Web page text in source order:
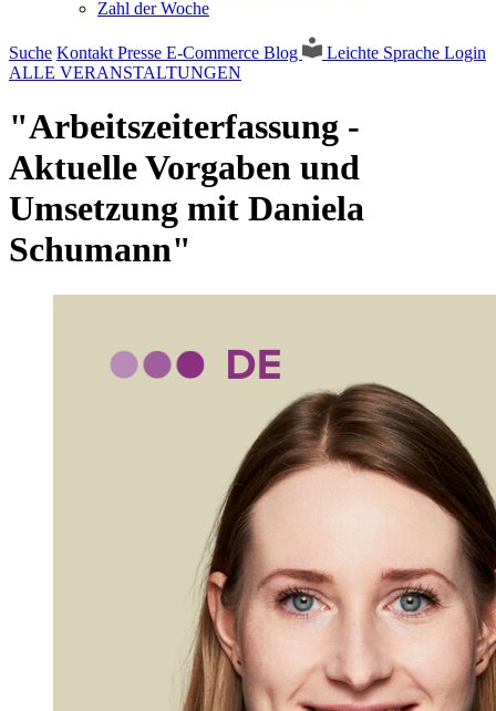
Zahl der Woche
Suche Kontakt Presse E-Commerce Blog Leichte Sprache Login
ALLE VERANSTALTUNGEN
"Arbeitszeiterfassung -
Aktuelle Vorgaben und
Umsetzung mit Daniela
Schumann"